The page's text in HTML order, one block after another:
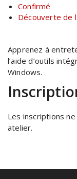
Confirmé
Découverte de
Apprenez à
l’aide d’outils
Windows.
Les inscriptions
atelier.